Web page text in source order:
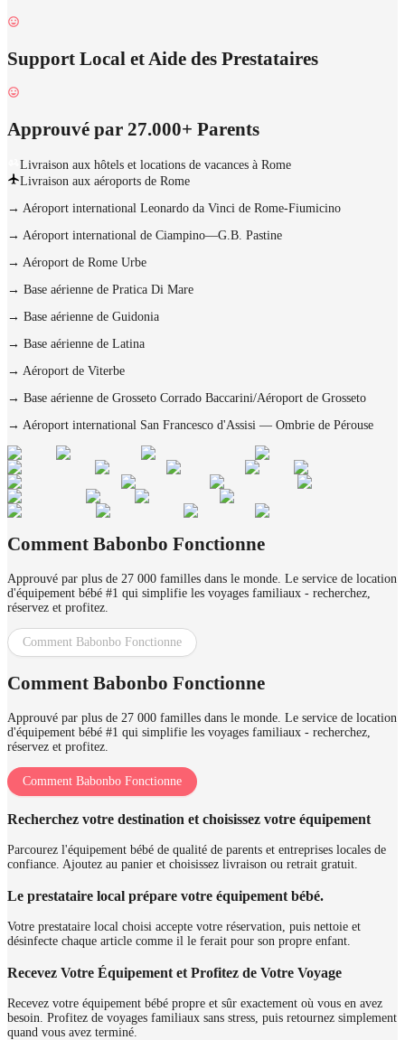
Support Local et Aide des Prestataires
Approuvé par 27.000+ Parents
Livraison aux hôtels et locations de vacances à Rome
Livraison aux aéroports de Rome
→ Aéroport international Leonardo da Vinci de Rome-Fiumicino
→ Aéroport international de Ciampino—G.B. Pastine
→ Aéroport de Rome Urbe
→ Base aérienne de Pratica Di Mare
→ Base aérienne de Guidonia
→ Base aérienne de Latina
→ Aéroport de Viterbe
→ Base aérienne de Grosseto Corrado Baccarini/Aéroport de Grosseto
→ Aéroport international San Francesco d'Assisi — Ombrie de Pérouse
Comment Babonbo Fonctionne
Approuvé par plus de 27 000 familles dans le monde. Le service de location
d'équipement bébé #1 qui simplifie les voyages familiaux - recherchez,
réservez et profitez.
Comment Babonbo Fonctionne
Comment Babonbo Fonctionne
Approuvé par plus de 27 000 familles dans le monde. Le service de location
d'équipement bébé #1 qui simplifie les voyages familiaux - recherchez,
réservez et profitez.
Comment Babonbo Fonctionne
Recherchez votre destination et choisissez votre équipement
Parcourez l'équipement bébé de qualité de parents et entreprises locales de
confiance. Ajoutez au panier et choisissez livraison ou retrait gratuit.
Le prestataire local prépare votre équipement bébé.
Votre prestataire local choisi accepte votre réservation, puis nettoie et
désinfecte chaque article comme il le ferait pour son propre enfant.
Recevez Votre Équipement et Profitez de Votre Voyage
Recevez votre équipement bébé propre et sûr exactement où vous en avez
besoin. Profitez de voyages familiaux sans stress, puis retournez simplement
quand vous avez terminé.